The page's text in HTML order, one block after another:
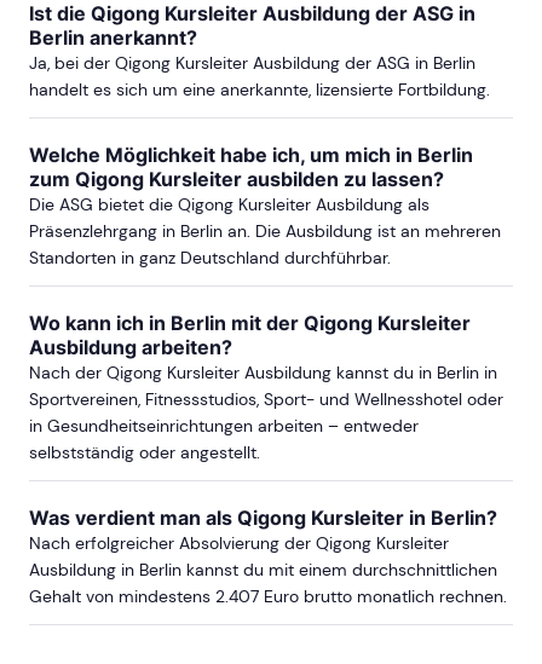
Ist die Qigong Kursleiter Ausbildung der ASG in
Berlin anerkannt?
Ja, bei der Qigong Kursleiter Ausbildung der ASG in Berlin
handelt es sich um eine anerkannte, lizensierte Fortbildung.
Welche Möglichkeit habe ich, um mich in Berlin
zum Qigong Kursleiter ausbilden zu lassen?
Die ASG bietet die Qigong Kursleiter Ausbildung als
Präsenzlehrgang in Berlin an. Die Ausbildung ist an mehreren
Standorten in ganz Deutschland durchführbar.
Wo kann ich in Berlin mit der Qigong Kursleiter
Ausbildung arbeiten?
Nach der Qigong Kursleiter Ausbildung kannst du in Berlin in
Sportvereinen, Fitnessstudios, Sport- und Wellnesshotel oder
in Gesundheitseinrichtungen arbeiten – entweder
selbstständig oder angestellt.
Was verdient man als Qigong Kursleiter in Berlin?
Nach erfolgreicher Absolvierung der Qigong Kursleiter
Ausbildung in Berlin kannst du mit einem durchschnittlichen
Gehalt von mindestens 2.407 Euro brutto monatlich rechnen.